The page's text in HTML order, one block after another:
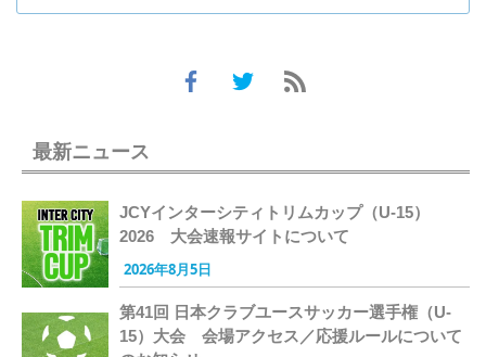
最新ニュース
JCYインターシティトリムカップ（U-15）
2026 大会速報サイトについて
2026年8月5日
第41回 日本クラブユースサッカー選手権（U-
15）大会 会場アクセス／応援ルールについて